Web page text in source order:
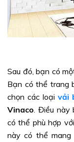
Sau đó, bạn có
Bạn có thể trang
chọn các loại vải
Vinaco . Điều
có thể phù hợp
này có thể